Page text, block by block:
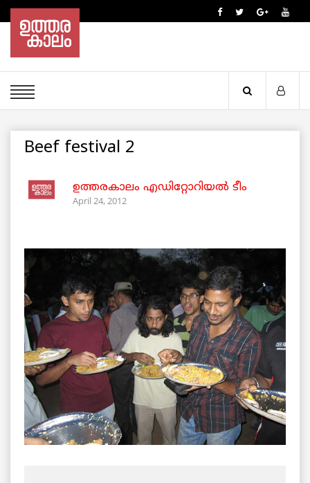
Beef festival 2
ഉത്തരകാലം എഡിറ്റോറിയല്‍ ടീം
April 24, 2012